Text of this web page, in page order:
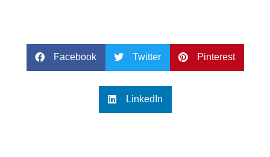
Facebook Twitter Pinterest
LinkedIn